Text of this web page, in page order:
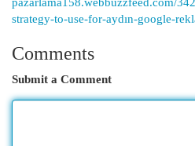
strategy-to-use-for-aydın-google-
Comments
Submit a Comment